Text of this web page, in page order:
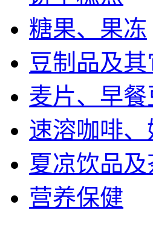
糖果、果冻
豆制品及
麦片、早餐
速溶咖啡、
夏凉饮品及
营养保健